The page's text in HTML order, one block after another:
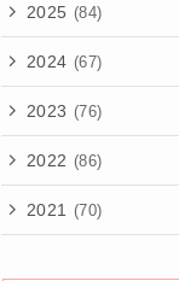
2025 (84)
2024 (67)
2023 (76)
2022 (86)
2021 (70)